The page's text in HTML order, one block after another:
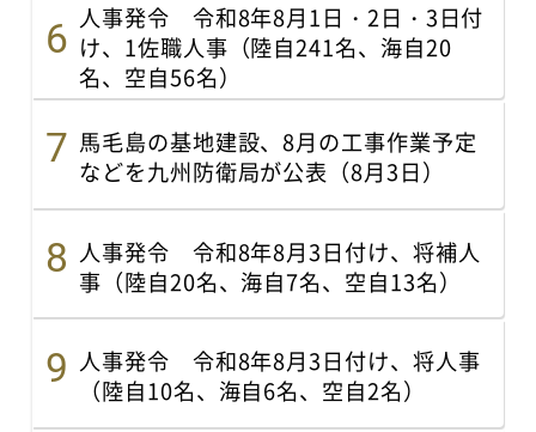
人事発令 令和8年8月1日・2日・3日付
け、1佐職人事（陸自241名、海自20
名、空自56名）
馬毛島の基地建設、8月の工事作業予定
などを九州防衛局が公表（8月3日）
人事発令 令和8年8月3日付け、将補人
事（陸自20名、海自7名、空自13名）
人事発令 令和8年8月3日付け、将人事
（陸自10名、海自6名、空自2名）